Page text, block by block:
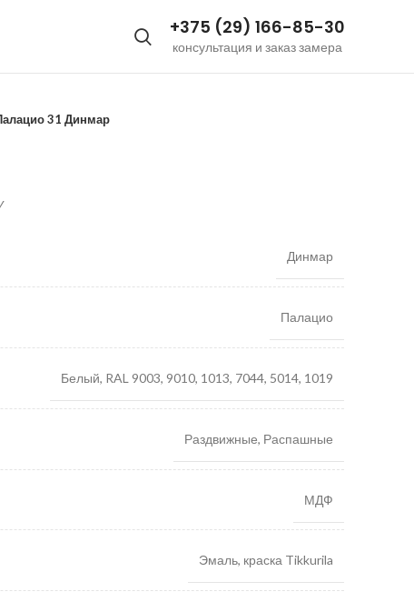
+375 (29) 166-85-30
консультация и заказ замера
31 Динмар
Динмар
Палацио
Белый, RAL 9003, 9010, 1013, 7044, 5014, 1019
Раздвижные, Распашные
МДФ
Эмаль, краска Tikkurila